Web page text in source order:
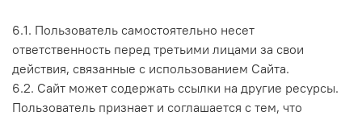
6.1. Пользователь самостоятельно несет
ответственность перед третьими лицами за свои
действия, связанные с использованием Сайта.
6.2. Сайт может содержать ссылки на другие ресурсы.
Пользователь признает и соглашается с тем, что